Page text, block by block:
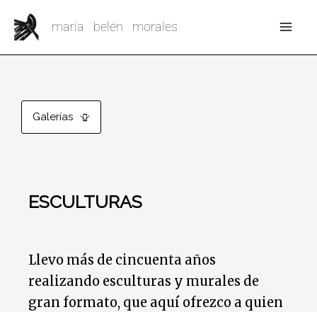
contenido
maría belén morales
Galerías
ESCULTURAS
Llevo más de cincuenta años
realizando esculturas y murales de
gran formato, que aquí ofrezco a quien